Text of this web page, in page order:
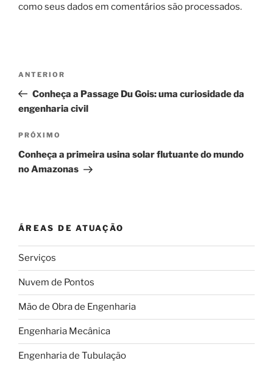
como seus dados em comentários são processados.
Post
Post
anterior
ANTERIOR
Conheça a Passage Du Gois: uma curiosidade da
engenharia civil
Próximo
post
PRÓXIMO
Conheça a primeira usina solar flutuante do mundo
no Amazonas
ÁREAS DE ATUAÇÃO
Serviços
Nuvem de Pontos
Mão de Obra de Engenharia
Engenharia Mecânica
Engenharia de Tubulação